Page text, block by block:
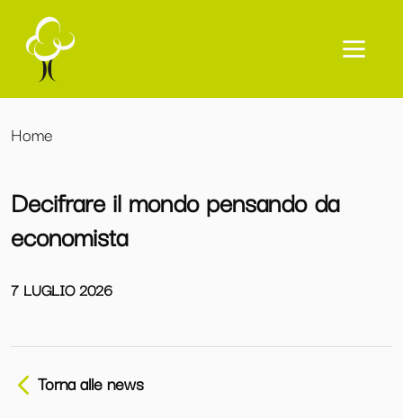
Home
Decifrare il mondo pensando da
economista
7 LUGLIO 2026
Torna alle news